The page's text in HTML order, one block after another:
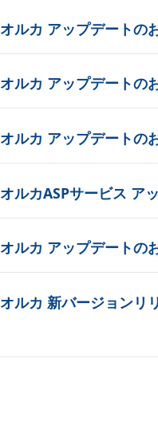
オルカ アップデートの
オルカ アップデートの
オルカ アップデートの
オルカASPサービス ア
オルカ アップデートの
オルカ 新バージョンリ